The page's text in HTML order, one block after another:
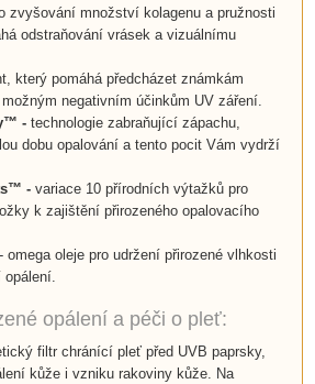
zvyšování množství kolagenu a pružnosti
odstraňování vrásek a vizuálnímu
který pomáhá předcházet známkám
negativním účinkům UV záření.
- technologie zabraňující zápachu,
dobu opalování a tento pocit Vám vydrží
-variace 10 přírodních výtažků pro
k zajištění přirozeného opalovacího
omega oleje pro udržení přirozené vlhkosti
opálení a péči o pleť:
filtr chránící pleť před UVB paprsky,
kůže i vzniku rakoviny kůže. Na